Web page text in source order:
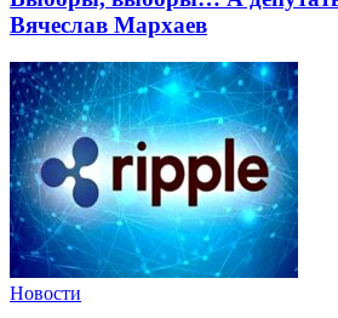
Вячеслав Мархаев
Новости